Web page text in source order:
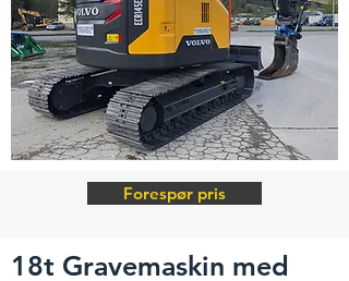
Forespør pris
18t Gravemaskin med